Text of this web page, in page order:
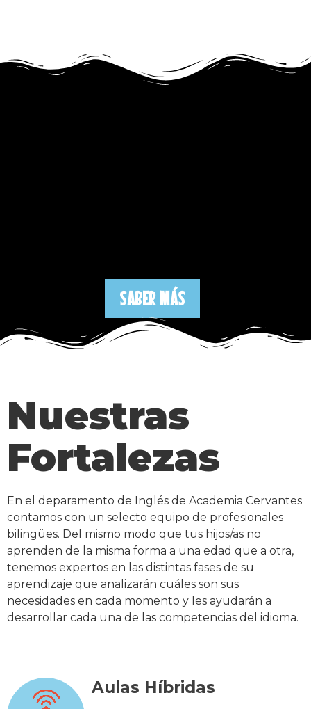
SABER MÁS
Nuestras
Fortalezas
En el deparamento de Inglés de Academia Cervantes
contamos con un selecto equipo de profesionales
bilingües. Del mismo modo que tus hijos/as no
aprenden de la misma forma a una edad que a otra,
tenemos expertos en las distintas fases de su
aprendizaje que analizarán cuáles son sus
necesidades en cada momento y les ayudarán a
desarrollar cada una de las competencias del idioma.
Aulas Híbridas